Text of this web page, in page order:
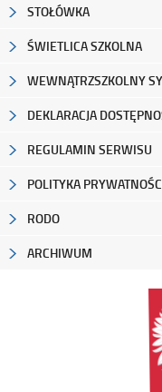
STOŁÓWKA
ŚWIETLICA SZKOLNA
WEWNĄTRZSZKOLNY
DEKLARACJA
REGULAMIN SERWISU
POLITYKA
RODO
ARCHIWUM